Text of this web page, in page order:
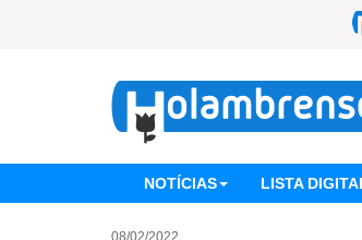
NOTÍCIAS LISTA
08/02/2022